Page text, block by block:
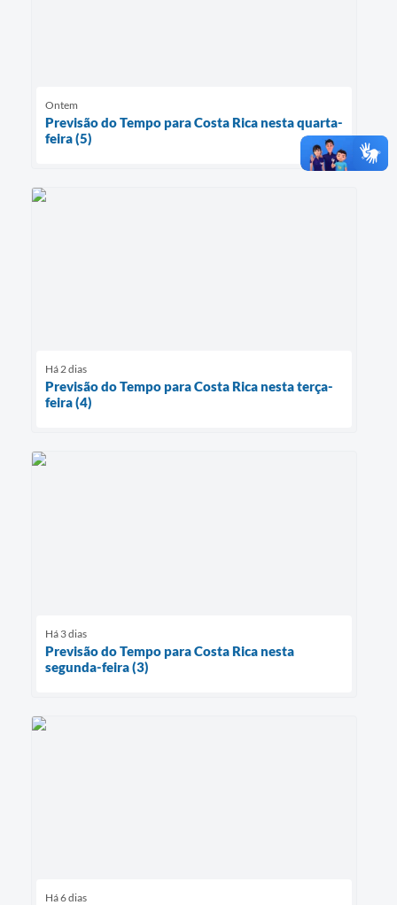
Ontem
Previsão do Tempo para Costa Rica nesta quarta-
feira (5)
Há 2 dias
Previsão do Tempo para Costa Rica nesta terça-
feira (4)
Há 3 dias
Previsão do Tempo para Costa Rica nesta
segunda-feira (3)
Há 6 dias